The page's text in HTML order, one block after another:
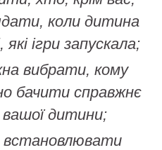
коли дитина
ігри запускала;
вибрати, кому
бачити справжнє
дитини;
встановлювати